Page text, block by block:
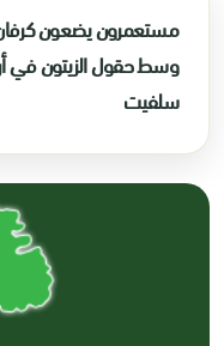
وسط حقول الزيتون في
سلفيت